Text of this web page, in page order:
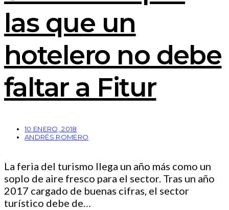
las que un
hotelero no debe
faltar a Fitur
10 ENERO, 2018
ANDRÉS ROMERO
La feria del turismo llega un año más como un
soplo de aire fresco para el sector. Tras un año
2017 cargado de buenas cifras, el sector
turístico debe de…